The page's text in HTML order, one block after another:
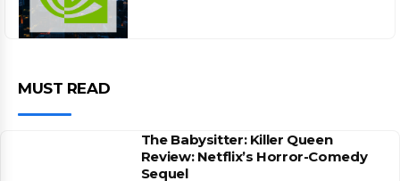
MUST READ
The Babysitter: Killer Queen
Review: Netflix’s Horror-Comedy
Sequel